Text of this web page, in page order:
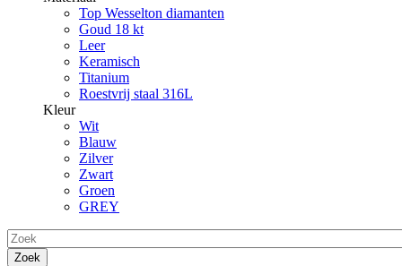
Top Wesselton diamanten
Goud 18 kt
Leer
Keramisch
Titanium
Roestvrij staal 316L
Kleur
Wit
Blauw
Zilver
Zwart
Groen
GREY
Zoek